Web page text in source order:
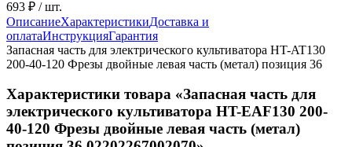
693 ₽ / шт.
ОписаниеХарактеристикиДоставка и
оплатаИнструкцияГарантия
Запасная часть для электрического культиватора HT-AT130
200-40-120 Фрезы двойные левая часть (метал) позиция 36
Характеристики товара «Запасная часть для
электрического культиватора HT-EAF130 200-
40-120 Фрезы двойные левая часть (метал)